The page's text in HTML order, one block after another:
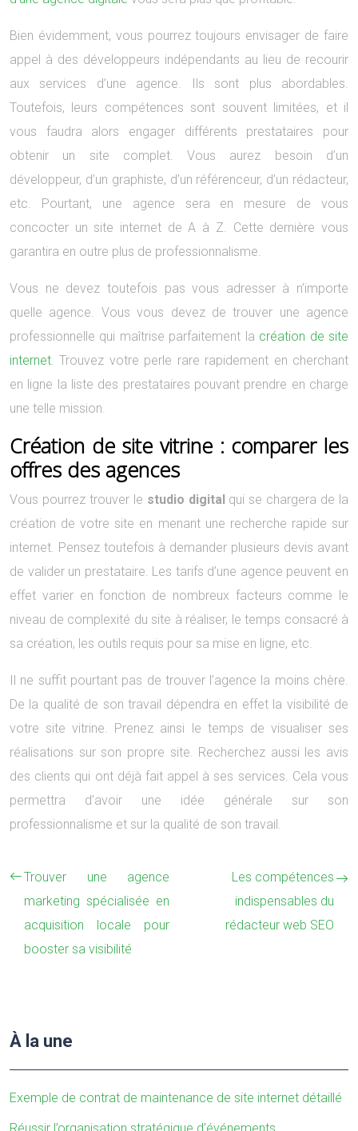
Bien évidemment, vous pourrez toujours envisager de faire
appel à des développeurs indépendants au lieu de recourir
aux services d’une agence. Ils sont plus abordables.
Toutefois, leurs compétences sont souvent limitées, et il
vous faudra alors engager différents prestataires pour
obtenir un site complet. Vous aurez besoin d’un
développeur, d’un graphiste, d’un référenceur, d’un rédacteur,
etc. Pourtant, une agence sera en mesure de vous
concocter un site internet de A à Z. Cette dernière vous
garantira en outre plus de professionnalisme.
Vous ne devez toutefois pas vous adresser à n’importe
quelle agence. Vous vous devez de trouver une agence
professionnelle qui maîtrise parfaitement la création de site
internet. Trouvez votre perle rare rapidement en cherchant
en ligne la liste des prestataires pouvant prendre en charge
une telle mission.
Création de site vitrine : comparer les
offres des agences
Vous pourrez trouver le studio digital qui se chargera de la
création de votre site en menant une recherche rapide sur
internet. Pensez toutefois à demander plusieurs devis avant
de valider un prestataire. Les tarifs d’une agence peuvent en
effet varier en fonction de nombreux facteurs comme le
niveau de complexité du site à réaliser, le temps consacré à
sa création, les outils requis pour sa mise en ligne, etc.
Il ne suffit pourtant pas de trouver l’agence la moins chère.
De la qualité de son travail dépendra en effet la visibilité de
votre site vitrine. Prenez ainsi le temps de visualiser ses
réalisations sur son propre site. Recherchez aussi les avis
des clients qui ont déjà fait appel à ses services. Cela vous
permettra d’avoir une idée générale sur son
professionnalisme et sur la qualité de son travail.
Trouver une agence
marketing spécialisée en
acquisition locale pour
booster sa visibilité
Les compétences
indispensables du
rédacteur web SEO
À la une
Exemple de contrat de maintenance de site internet détaillé